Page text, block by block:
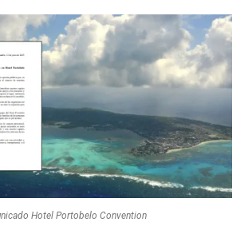
EMISIÓN 11:30 PM
Hotel Portobelo Convention